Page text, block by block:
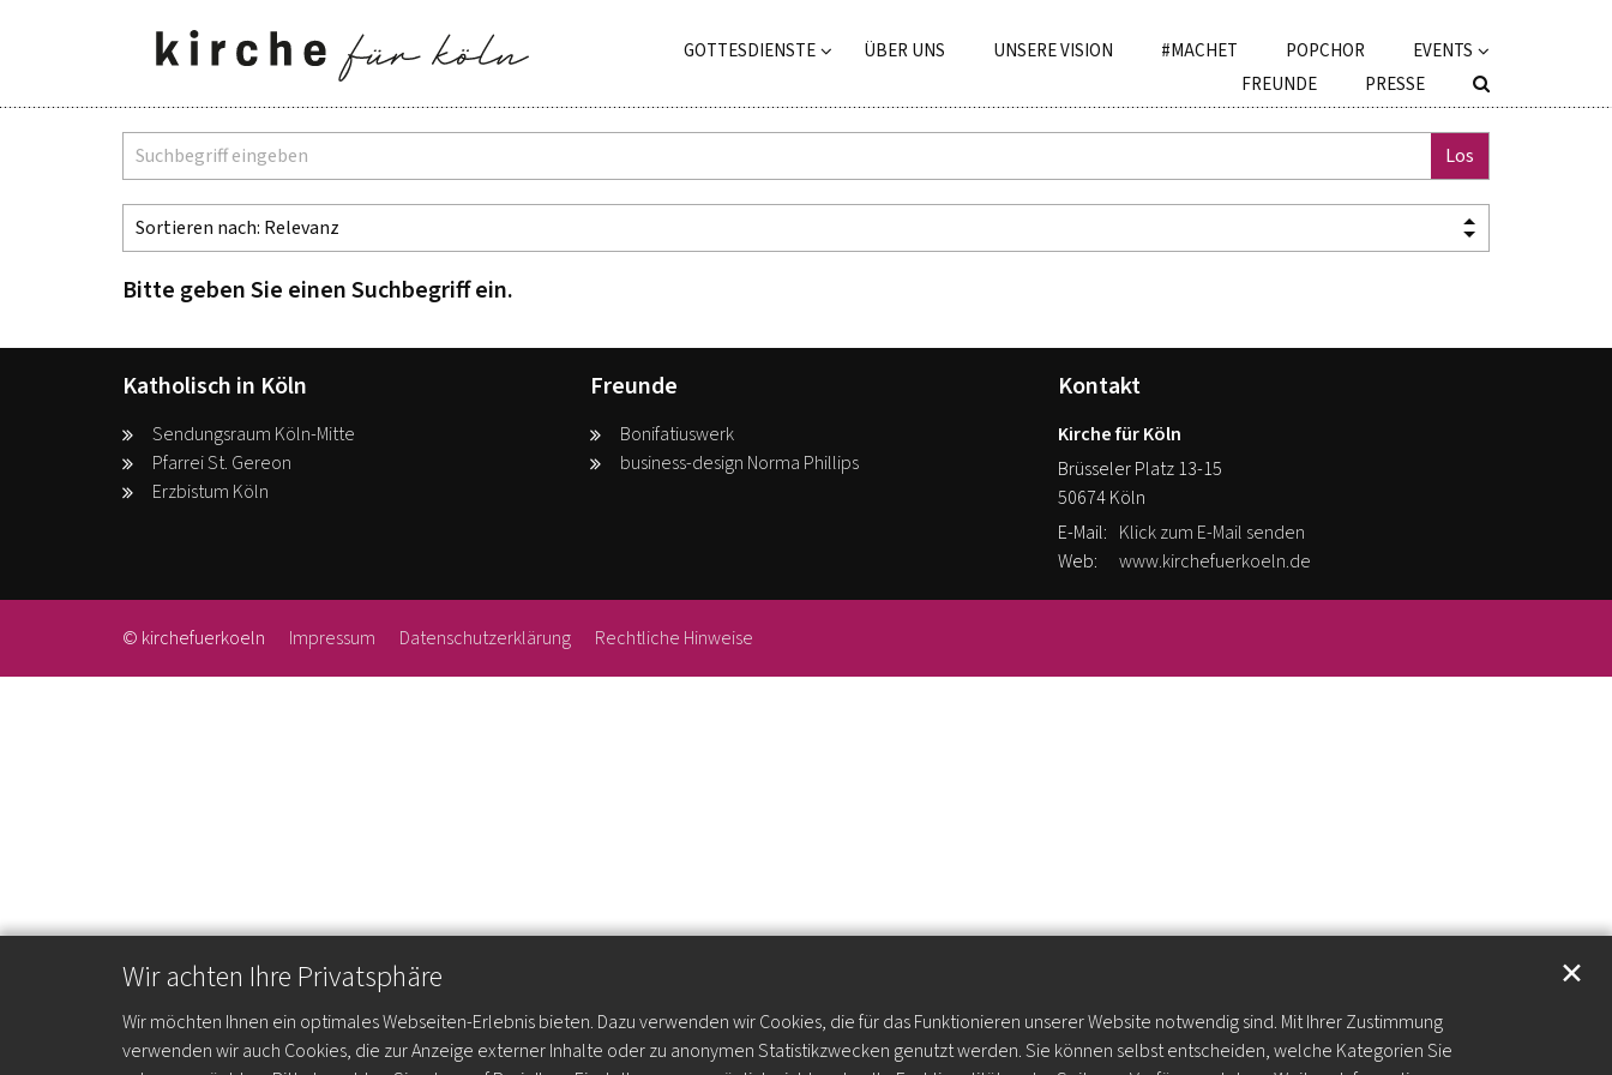
Wir achten Ihre Privatsphäre
Wir möchten Ihnen ein optimales Webseiten-Erlebnis bieten. Dazu verwenden wir Cookies, die für das Funktionieren unserer Website notwendig sind. Mit Ihrer Zustimmung
verwenden wir auch Cookies, die zur Anzeige externer Inhalte oder zu anonymen Statistikzwecken genutzt werden. Sie können selbst entscheiden, welche Kategorien Sie
✕
GOTTESDIENSTE ÜBER UNS UNSERE VISION #MACHET POPCHOR
EVENTS
FREUNDE
PRESSE
Suche Los
Bitte geben Sie einen Suchbegriff ein.
Katholisch in Köln
Sendungsraum Köln-Mitte
Pfarrei St. Gereon
Erzbistum Köln
Freunde
Bonifatiuswerk
business-design Norma Phillips
Kontakt
Kirche für Köln
Brüsseler Platz 13-15
50674Köln
E-Mail: Klick zum E-Mail senden
Web:
www.kirchefuerkoeln.de
© kirchefuerkoeln Impressum Datenschutzerklärung Rechtliche Hinweise